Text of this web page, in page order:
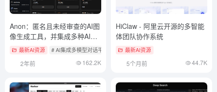
Anon：匿名且未经审查的AI图
像生成工具，并集成多种AI对
话助手
最新AI资源 # AI集成多模型对话平台
2年前 162.2K
HiClaw - 阿里云开源的多智能
体团队协作系统
最新AI资源
5个月前 44.7K